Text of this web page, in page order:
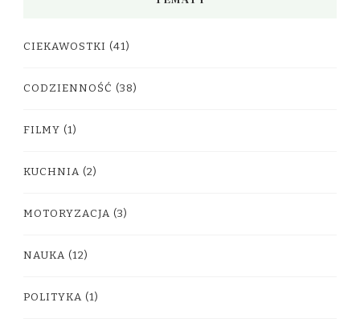
CIEKAWOSTKI (41)
CODZIENNOŚĆ (38)
FILMY (1)
KUCHNIA (2)
MOTORYZACJA (3)
NAUKA (12)
POLITYKA (1)